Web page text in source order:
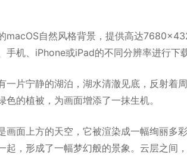
macOS自然风格背景，提供高达
手机、iPhone或iPad的不同分辨率进行下载
一片宁静的湖泊，湖水清澈见底，反射着
色的植被，为画面增添了一抹生机。
画面上方的天空，它被渲染成一幅绚丽多
起，形成了一幅梦幻般的景象。云层之间